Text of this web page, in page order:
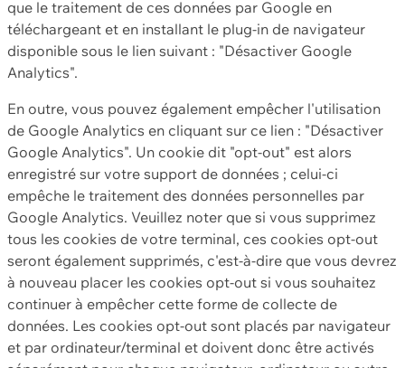
que le traitement de ces données par Google en
téléchargeant et en installant le plug-in de navigateur
disponible sous le lien suivant : "Désactiver Google
Analytics".
En outre, vous pouvez également empêcher l'utilisation
de Google Analytics en cliquant sur ce lien : "Désactiver
Google Analytics". Un cookie dit "opt-out" est alors
enregistré sur votre support de données ; celui-ci
empêche le traitement des données personnelles par
Google Analytics. Veuillez noter que si vous supprimez
tous les cookies de votre terminal, ces cookies opt-out
seront également supprimés, c'est-à-dire que vous devrez
à nouveau placer les cookies opt-out si vous souhaitez
continuer à empêcher cette forme de collecte de
données. Les cookies opt-out sont placés par navigateur
et par ordinateur/terminal et doivent donc être activés